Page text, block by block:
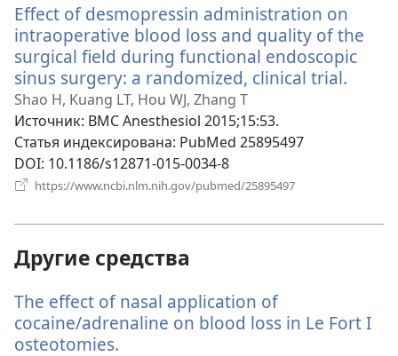
окне)
Effect of desmopressin administration on
intraoperative blood loss and quality of the
surgical field during functional endoscopic
sinus surgery: a randomized, clinical trial.
Shao H, Kuang LT, Hou WJ, Zhang T
Источник‎: BMC Anesthesiol 2015;15:53.
Статья индексирована‎: PubMed 25895497
DOI‎: 10.1186/s12871-015-0034-8
https://www.ncbi.nlm.nih.gov/pubmed/25895497
Другие средства
The effect of nasal application of
cocaine/adrenaline on blood loss in Le Fort I
osteotomies.